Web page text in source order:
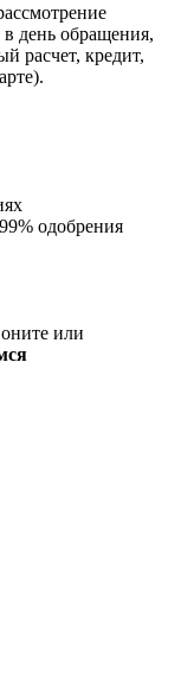
день обращения,
расчет, кредит,
одобрения
или